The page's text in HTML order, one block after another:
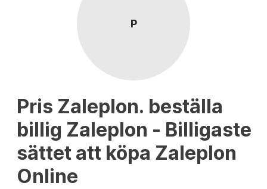
P
Pris Zaleplon. beställa
billig Zaleplon - Billigaste
sättet att köpa Zaleplon
Online